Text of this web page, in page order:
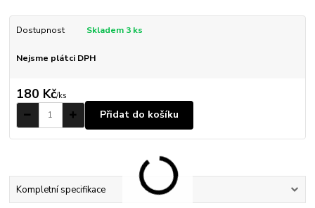
Dostupnost Skladem 3 ks
Nejsme plátci DPH
180 Kč/ks
Přidat do košíku
Kompletní specifikace